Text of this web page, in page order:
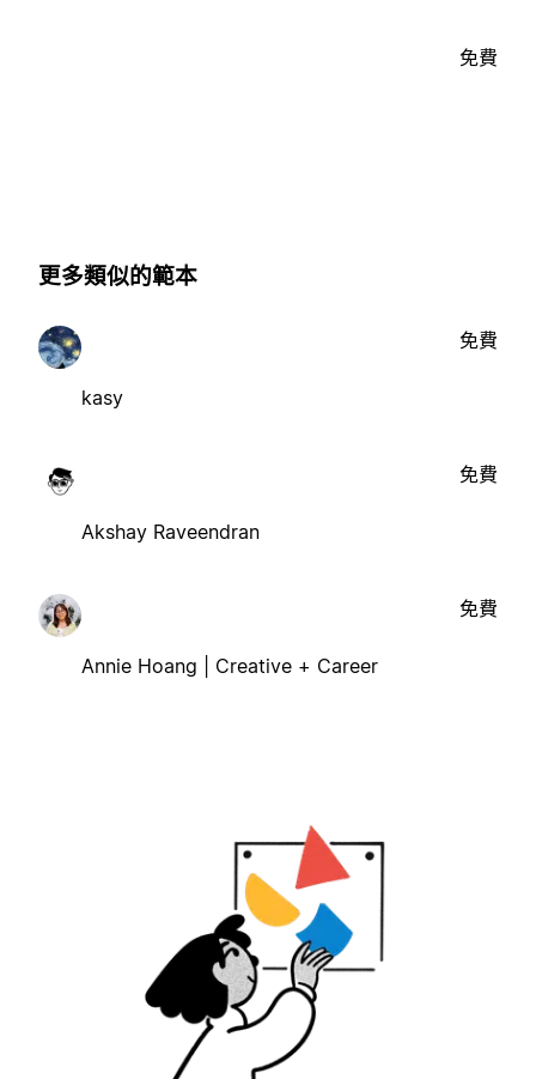
免費
更多類似的範本
kasy
免費
Akshay Raveendran
免費
Annie Hoang | Creative + Career
免費